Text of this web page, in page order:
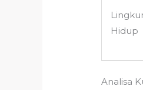
Hidup
Analisa